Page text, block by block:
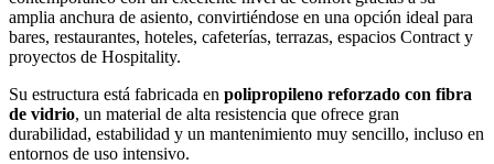
amplia anchura de asiento, convirtiéndose en una opción ideal para
bares, restaurantes, hoteles, cafeterías, terrazas, espacios Contract y
proyectos de Hospitality.
Su estructura está fabricada en polipropileno reforzado con fibra
de vidrio, un material de alta resistencia que ofrece gran
durabilidad, estabilidad y un mantenimiento muy sencillo, incluso en
entornos de uso intensivo.